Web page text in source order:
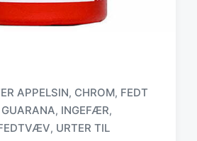
APPELSIN, CHROM, FEDT
GUARANA, INGEFÆR,
, URTER TIL